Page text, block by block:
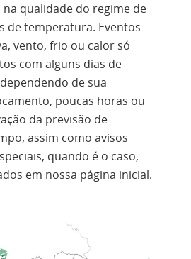
na qualidade do regime de
de temperatura. Eventos
vento, frio ou calor só
com alguns dias de
de sua
poucas horas ou
da previsão de
assim como avisos
quando é o caso,
em nossa página inicial.